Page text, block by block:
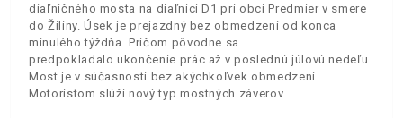
diaľničného mosta na diaľnici D1 pri obci Predmier v smere
do Žiliny. Úsek je prejazdný bez obmedzení od konca
minulého týždňa. Pričom pôvodne sa
predpokladalo ukončenie prác až v poslednú júlovú nedeľu.
Most je v súčasnosti bez akýchkoľvek obmedzení.
Motoristom slúži nový typ mostných záverov.